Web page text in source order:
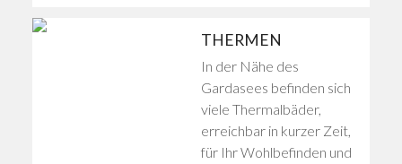
THERMEN
In der Nähe des
Gardasees befinden sich
viele Thermalbäder,
erreichbar in kurzer Zeit,
für Ihr Wohlbefinden und